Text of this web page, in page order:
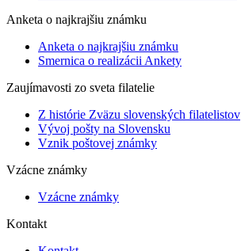
Anketa o najkrajšiu známku
Anketa o najkrajšiu známku
Smernica o realizácii Ankety
Zaujímavosti zo sveta filatelie
Z histórie Zväzu slovenských filatelistov
Vývoj pošty na Slovensku
Vznik poštovej známky
Vzácne známky
Vzácne známky
Kontakt